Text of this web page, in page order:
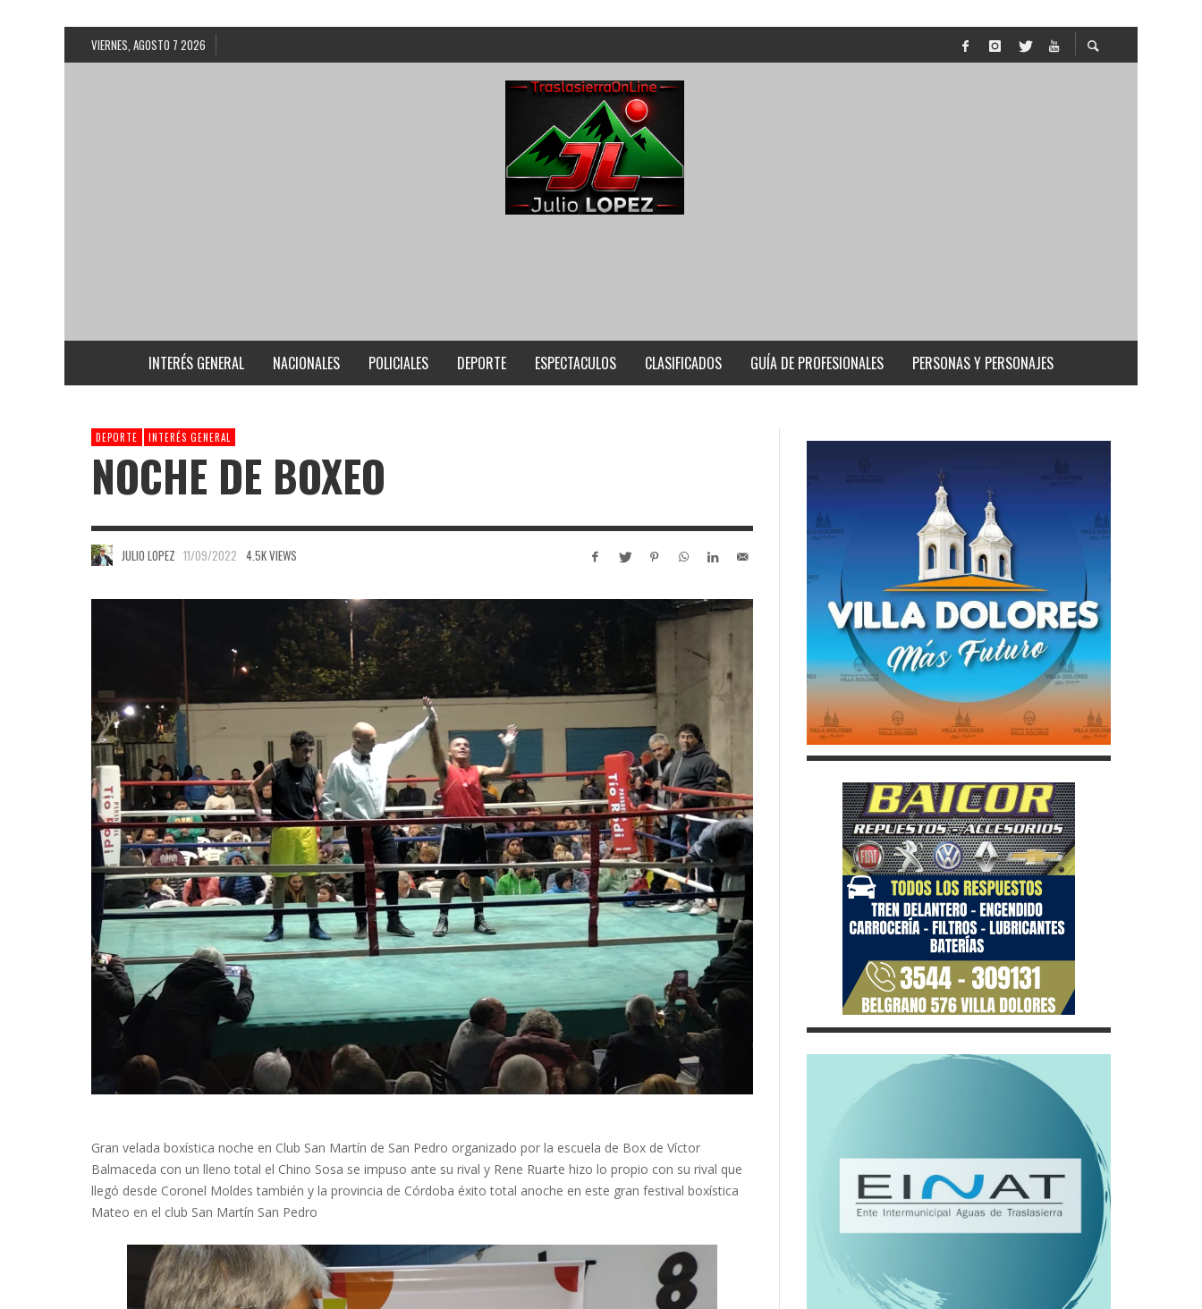
VIERNES, AGOSTO 7 2026
INTERÉS GENERAL NACIONALES POLICIALES DEPORTE ESPECTACULOS CLASIFICADOS GUÍA DE PROFESIONALES PERSONAS Y PERSONAJES
DEPORTE INTERÉS GENERAL
NOCHE DE BOXEO
JULIO LOPEZ 11/09/2022 4.5K VIEWS
Gran velada boxística noche en Club San Martín de San Pedro organizado por la escuela de Box de Víctor
Balmaceda con un lleno total el Chino Sosa se impuso ante su rival y Rene Ruarte hizo lo propio con su rival que
llegó desde Coronel Moldes también y la provincia de Córdoba éxito total anoche en este gran festival boxística
Mateo en el club San Martín San Pedro